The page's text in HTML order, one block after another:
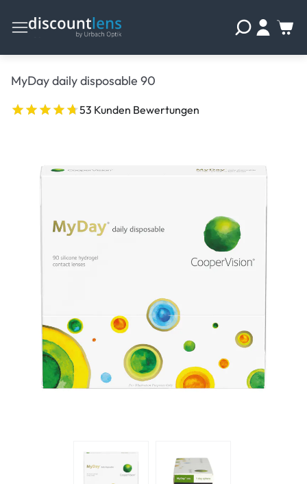
MyDay daily disposable 90
53 Kunden Bewertungen